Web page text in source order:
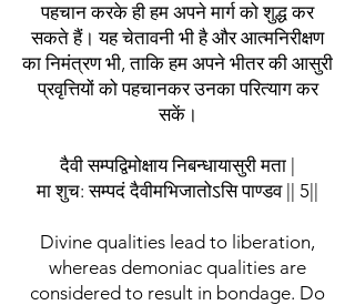
पहचान करके ही हम अपने मार्ग को शुद्ध कर
सकते हैं। यह चेतावनी भी है और आत्मनिरीक्षण
का निमंत्रण भी, ताकि हम अपने भीतर की आसुरी
प्रवृत्तियों को पहचानकर उनका परित्याग कर
सकें।
दैवी सम्पद्विमोक्षाय निबन्धायासुरी मता |
मा शुच: सम्पदं दैवीमभिजातोऽसि पाण्डव || 5||
Divine qualities lead to liberation,
whereas demoniac qualities are
considered to result in bondage. Do